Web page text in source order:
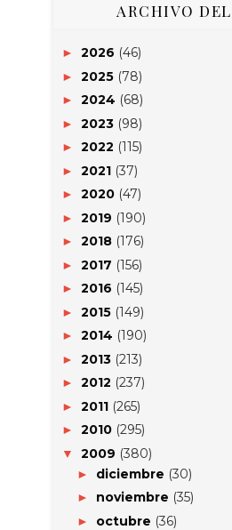
ARCHIVO
► 2026 (46)
► 2025 (78)
► 2024 (68)
► 2023 (98)
► 2022 (115)
► 2021 (37)
► 2020 (47)
► 2019 (190)
► 2018 (176)
► 2017 (156)
► 2016 (145)
► 2015 (149)
► 2014 (190)
► 2013 (213)
► 2012 (237)
► 2011 (265)
► 2010 (295)
▼ 2009 (380)
► diciembre (30)
► noviembre (35)
► octubre (36)